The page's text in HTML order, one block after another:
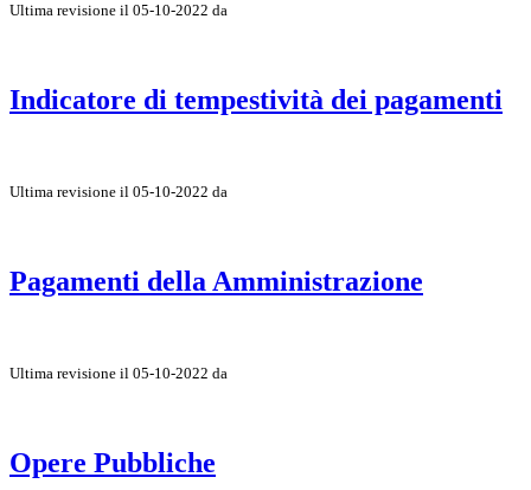
Ultima revisione il 05-10-2022 da
Indicatore di tempestività dei pagamenti
Ultima revisione il 05-10-2022 da
Pagamenti della Amministrazione
Ultima revisione il 05-10-2022 da
Opere Pubbliche